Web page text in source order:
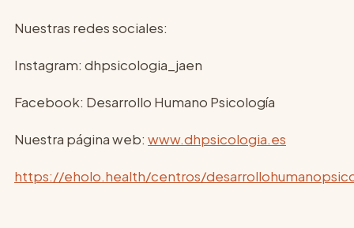
Nuestras redes sociales:
Instagram: dhpsicologia_jaen
Facebook: Desarrollo Humano Psicología
Nuestra página web: www.dhpsicologia.es
https://eholo.health/centros/